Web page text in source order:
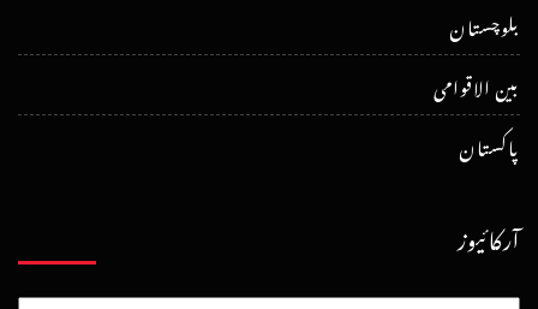
بلوچستان
بین الاقوامی
پاکستان
آرکائیوز